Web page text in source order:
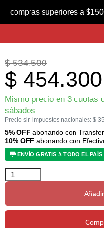
Producto nuevo
Arco Recurvo Kit Completo con
$534.500
$ 454.300
Mismo precio en 3 cuotas
sábados
Precio sin impuestos nacionales: $
5% OFF abonando con
10% OFF abonando con
ENVÍO GRATIS A TODO EL PAÍS
superiores a $150.000!